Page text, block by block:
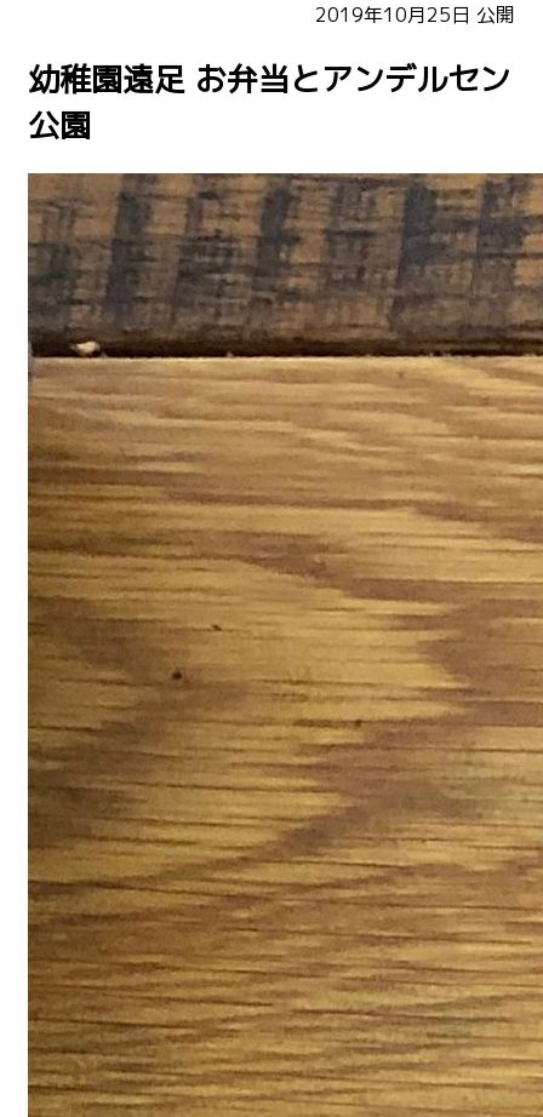
2019年10月25日 公開
幼稚園遠足 お弁当とアンデルセン
公園